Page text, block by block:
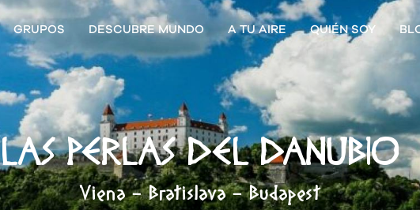
GRUPOS DESCUBRE MUNDO A TU AIRE QUIÉN SOY
LAS PERLAS DEL DANUBIO
Viena - Bratislava - Budapest